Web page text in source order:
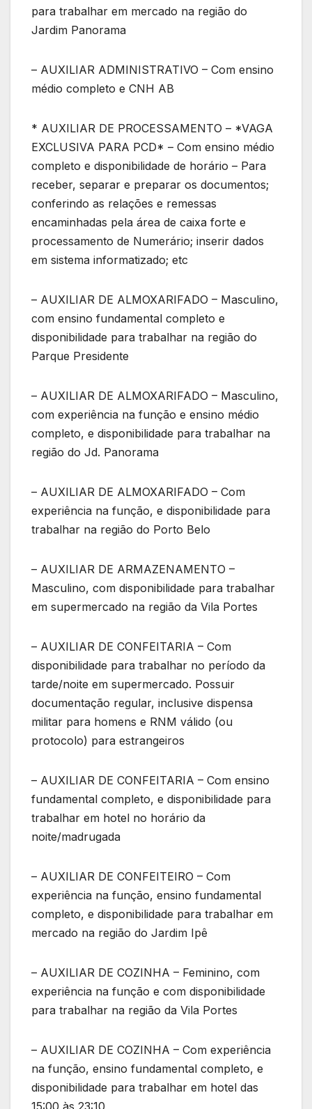
para trabalhar em mercado na região do
Jardim Panorama
– AUXILIAR ADMINISTRATIVO – Com ensino
médio completo e CNH AB
* AUXILIAR DE PROCESSAMENTO – *VAGA
EXCLUSIVA PARA PCD* – Com ensino médio
completo e disponibilidade de horário – Para
receber, separar e preparar os documentos;
conferindo as relações e remessas
encaminhadas pela área de caixa forte e
processamento de Numerário; inserir dados
em sistema informatizado; etc
– AUXILIAR DE ALMOXARIFADO – Masculino,
com ensino fundamental completo e
disponibilidade para trabalhar na região do
Parque Presidente
– AUXILIAR DE ALMOXARIFADO – Masculino,
com experiência na função e ensino médio
completo, e disponibilidade para trabalhar na
região do Jd. Panorama
– AUXILIAR DE ALMOXARIFADO – Com
experiência na função, e disponibilidade para
trabalhar na região do Porto Belo
– AUXILIAR DE ARMAZENAMENTO –
Masculino, com disponibilidade para trabalhar
em supermercado na região da Vila Portes
– AUXILIAR DE CONFEITARIA – Com
disponibilidade para trabalhar no período da
tarde/noite em supermercado. Possuir
documentação regular, inclusive dispensa
militar para homens e RNM válido (ou
protocolo) para estrangeiros
– AUXILIAR DE CONFEITARIA – Com ensino
fundamental completo, e disponibilidade para
trabalhar em hotel no horário da
noite/madrugada
– AUXILIAR DE CONFEITEIRO – Com
experiência na função, ensino fundamental
completo, e disponibilidade para trabalhar em
mercado na região do Jardim Ipê
– AUXILIAR DE COZINHA – Feminino, com
experiência na função e com disponibilidade
para trabalhar na região da Vila Portes
– AUXILIAR DE COZINHA – Com experiência
na função, ensino fundamental completo, e
disponibilidade para trabalhar em hotel das
15:00 às 23:10